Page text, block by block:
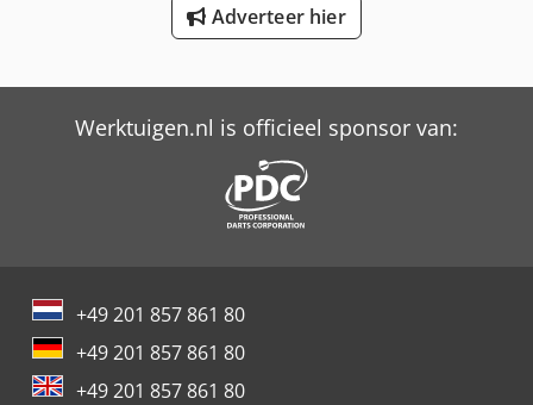
Adverteer hier
Werktuigen.nl is officieel sponsor van:
+49 201 857 861 80
+49 201 857 861 80
+49 201 857 861 80